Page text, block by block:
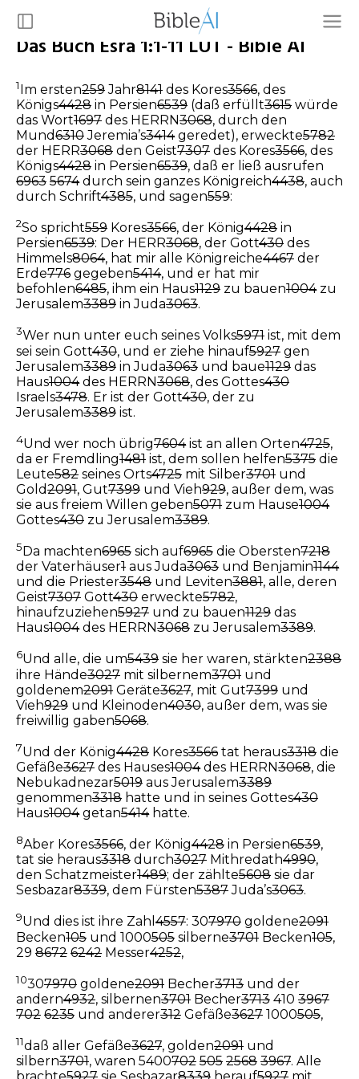
Das Buch Esra 1:1-11 LUT - Bible AI
1Im ersten259Jahr8141 des Kores3566, des
Königs4428 in Persien6539 (daß erfüllt3615 würde
das Wort1697 des HERRN3068, durch den
Mund6310Jeremia’s3414geredet), erweckte5782
der HERR3068 den Geist7307 des Kores3566, des
Königs4428 in Persien6539, daß er ließ ausrufen
6963 5674durch sein ganzes Königreich4438, auch
durch Schrift4385, und sagen559:
2So spricht559 Kores3566, der König4428 in
Persien6539: Der HERR3068, der Gott430 des
Himmels8064, hat mir alle Königreiche4467 der
Erde776 gegeben5414, und er hat mir
befohlen6485, ihm ein Haus1129 zu bauen1004zu
Jerusalem3389 in Juda3063.
3Wer nun unter euch seines Volks5971 ist, mit dem
sei sein Gott430, und er ziehe hinauf5927 gen
Jerusalem3389 in Juda3063 und baue1129 das
Haus1004des HERRN3068, des Gottes430
Israels3478. Er ist der Gott430, der zu
Jerusalem3389 ist.
4Und wer noch übrig7604ist an allen Orten4725,
da er Fremdling1481 ist, dem sollen helfen5375 die
Leute582 seines Orts4725 mit Silber3701 und
Gold2091, Gut7399 und Vieh929, außer dem, was
sie aus freiem Willen geben5071 zum Hause1004
Gottes430 zu Jerusalem3389.
5 Da machten6965 sich auf6965 die Obersten7218
der Vaterhäuser1 aus Juda3063 und Benjamin1144
und die Priester3548 und Leviten3881, alle, deren
Geist7307 Gott430 erweckte5782,
hinaufzuziehen5927 und zu bauen1129 das
Haus1004des HERRN3068 zu Jerusalem3389.
6Und alle, die um5439 sie her waren, stärkten2388
ihre Hände3027 mit silbernem3701 und
goldenem2091 Geräte3627, mit Gut7399 und
Vieh929 und Kleinoden4030, außer dem, was sie
freiwillig gaben5068.
7Und der König4428 Kores3566 tat heraus3318 die
Gefäße3627 des Hauses1004des HERRN3068, die
Nebukadnezar5019 aus Jerusalem3389
genommen3318 hatte und in seines Gottes430
Haus1004getan5414hatte.
8Aber Kores3566, der König4428 in Persien6539,
tat sie heraus3318 durch3027 Mithredath4990,
den Schatzmeister1489; der zählte5608 sie dar
Sesbazar8339, dem Fürsten5387Juda’s3063.
9Und dies ist ihre Zahl 4557: 307970 goldene2091
Becken105 und 1000505 silberne3701 Becken105,
29 8672 6242 Messer4252,
10307970 goldene2091 Becher3713 und der
andern4932, silbernen3701 Becher3713 410 3967
702 6235 und anderer312 Gefäße3627 1000505,
11daß aller Gefäße3627, golden2091 und
silbern3701, waren 5400702 505 2568 3967. Alle